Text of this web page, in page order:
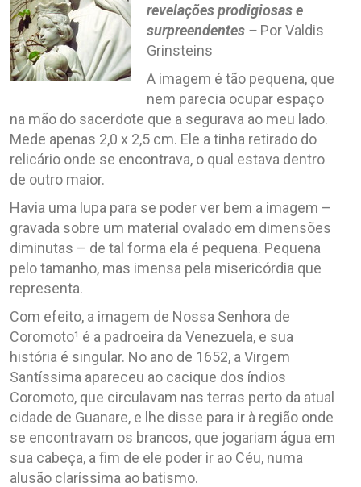
revelações prodigiosas e
surpreendentes – Por Valdis
Grinsteins
A imagem é tão pequena, que
nem parecia ocupar espaço
na mão do sacerdote que a segurava ao meu lado.
Mede apenas 2,0 x 2,5 cm. Ele a tinha retirado do
relicário onde se encontrava, o qual estava dentro
de outro maior.
Havia uma lupa para se poder ver bem a imagem –
gravada sobre um material ovalado em dimensões
diminutas – de tal forma ela é pequena. Pequena
pelo tamanho, mas imensa pela misericórdia que
representa.
Com efeito, a imagem de Nossa Senhora de
Coromoto¹ é a padroeira da Venezuela, e sua
história é singular. No ano de 1652, a Virgem
Santíssima apareceu ao cacique dos índios
Coromoto, que circulavam nas terras perto da atual
cidade de Guanare, e lhe disse para ir à região onde
se encontravam os brancos, que jogariam água em
sua cabeça, a fim de ele poder ir ao Céu, numa
alusão claríssima ao batismo.